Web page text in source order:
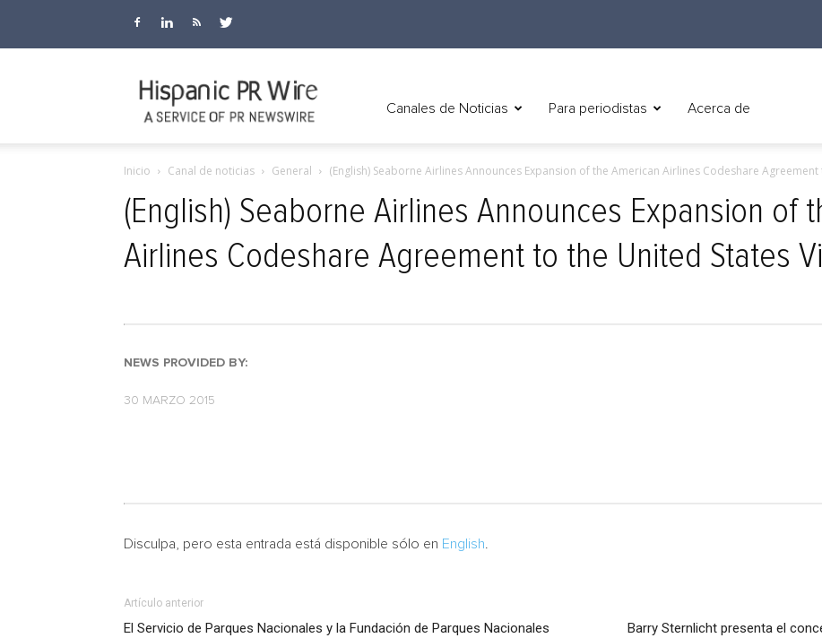
Canales de Noticias Para periodistas Acerca de
Inicio Canal de noticias General (English) Seaborne Airlines Announces Expansion of the American Airlines Codeshare Agreement
(English) Seaborne Airlines Announces Expansion of
Airlines Codeshare Agreement to the United States
NEWS PROVIDED BY:
30 MARZO 2015
Disculpa, pero esta entrada está disponible sólo en English
Artículo anterior
El Servicio de Parques Nacionales y la Fundación de Parques Nacionales
Barry Sternlicht presenta el